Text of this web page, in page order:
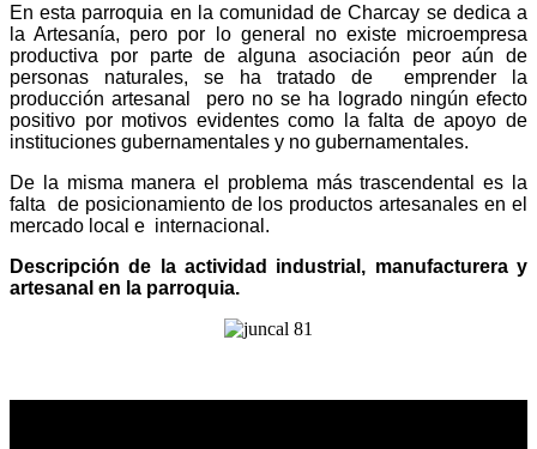
En esta parroquia en la comunidad de Charcay se dedica a
la Artesanía, pero por lo general no existe microempresa
productiva por parte de alguna asociación peor aún de
personas naturales, se ha tratado de emprender la
producción artesanal pero no se ha logrado ningún efecto
positivo por motivos evidentes como la falta de apoyo de
instituciones gubernamentales y no gubernamentales.
De la misma manera el problema más trascendental es la
falta de posicionamiento de los productos artesanales en el
mercado local e internacional.
Descripción de la actividad industrial, manufacturera y
artesanal en la parroquia.